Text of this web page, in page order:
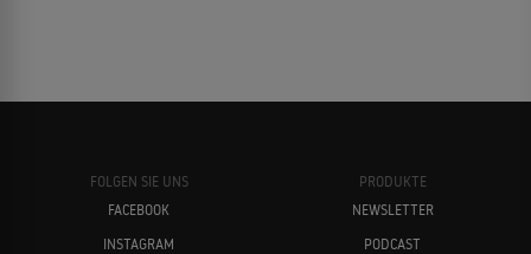
FOLGEN SIE UNS
FACEBOOK
INSTAGRAM
PRODUKTE
NEWSLETTER
PODCAST